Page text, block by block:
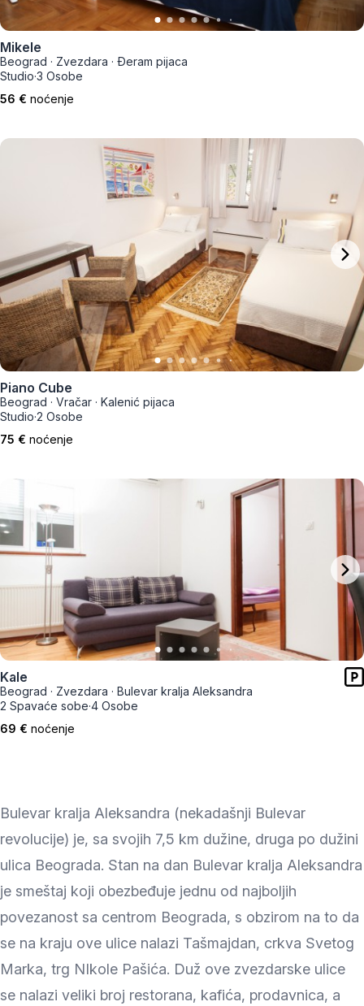
Mikele
Beograd · Zvezdara · Đeram pijaca
Studio·3 Osobe
56 € noćenje
Piano Cube
Beograd · Vračar · Kalenić pijaca
Studio·2 Osobe
75 € noćenje
Kale
Beograd · Zvezdara · Bulevar kralja Aleksandra
2 Spavaće sobe·4 Osobe
69 € noćenje
Bulevar kralja Aleksandra (nekadašnji Bulevar
revolucije) je, sa svojih 7,5 km dužine, druga po dužini
ulica Beograda. Stan na dan Bulevar kralja Aleksandra
je smeštaj koji obezbeđuje jednu od najboljih
povezanost sa centrom Beograda, s obzirom na to da
se na kraju ove ulice nalazi Tašmajdan, crkva Svetog
Marka, trg NIkole Pašića. Duž ove zvezdarske ulice
se nalazi veliki broj restorana, kafića, prodavnica, a